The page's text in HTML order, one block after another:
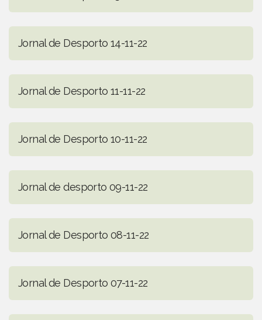
Jornal de Desporto 14-11-22
Jornal de Desporto 11-11-22
Jornal de Desporto 10-11-22
Jornal de desporto 09-11-22
Jornal de Desporto 08-11-22
Jornal de Desporto 07-11-22